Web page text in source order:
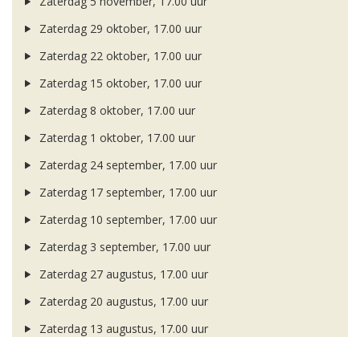
Zaterdag 29 oktober, 17.00 uur
Zaterdag 22 oktober, 17.00 uur
Zaterdag 15 oktober, 17.00 uur
Zaterdag 8 oktober, 17.00 uur
Zaterdag 1 oktober, 17.00 uur
Zaterdag 24 september, 17.00 uur
Zaterdag 17 september, 17.00 uur
Zaterdag 10 september, 17.00 uur
Zaterdag 3 september, 17.00 uur
Zaterdag 27 augustus, 17.00 uur
Zaterdag 20 augustus, 17.00 uur
Zaterdag 13 augustus, 17.00 uur